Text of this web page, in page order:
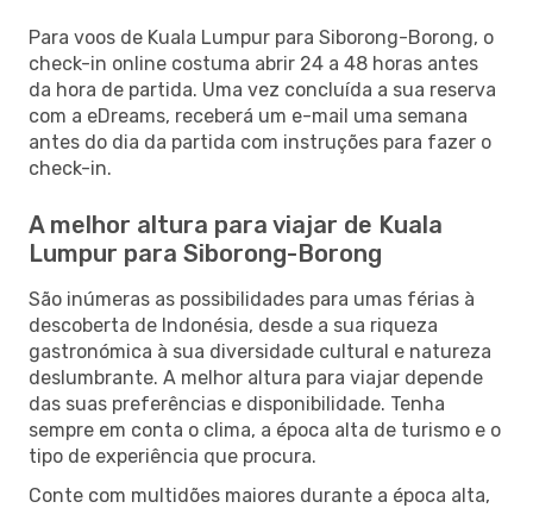
Para voos de Kuala Lumpur para Siborong-Borong, o
check-in online costuma abrir 24 a 48 horas antes
da hora de partida. Uma vez concluída a sua reserva
com a eDreams, receberá um e-mail uma semana
antes do dia da partida com instruções para fazer o
check-in.
A melhor altura para viajar de Kuala
Lumpur para Siborong-Borong
São inúmeras as possibilidades para umas férias à
descoberta de Indonésia, desde a sua riqueza
gastronómica à sua diversidade cultural e natureza
deslumbrante. A melhor altura para viajar depende
das suas preferências e disponibilidade. Tenha
sempre em conta o clima, a época alta de turismo e o
tipo de experiência que procura.
Conte com multidões maiores durante a época alta,